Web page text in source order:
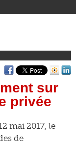
sur
privée
mai 2017, le
de